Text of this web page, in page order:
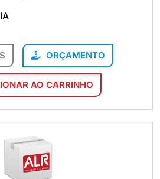
ORÇAMENTO
AO CARRINHO